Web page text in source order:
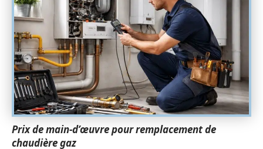
Prix de main-d’œuvre pour remplacement de
chaudière gaz